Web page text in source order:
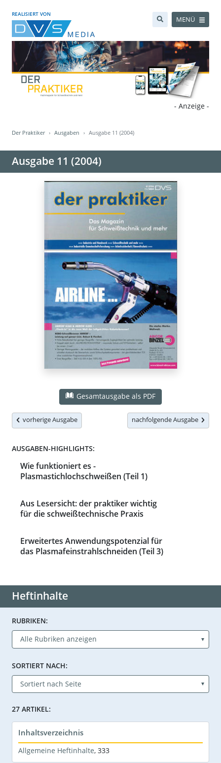
REALISIERT VON
MENÜ
- Anzeige -
Der Praktiker Ausgaben Ausgabe 11 (2004)
Ausgabe 11 (2004)
Gesamtausgabe als PDF
vorherige Ausgabe nachfolgende Ausgabe
AUSGABEN-HIGHLIGHTS:
Wie funktioniert es -
Plasmastichlochschweißen (Teil 1)
Aus Lesersicht: der praktiker wichtig
für die schweißtechnische Praxis
Erweitertes Anwendungspotenzial für
das Plasmafeinstrahlschneiden (Teil 3)
Heftinhalte
RUBRIKEN:
SORTIERT NACH:
27 ARTIKEL:
Inhaltsverzeichnis
Allgemeine Heftinhalte, 333